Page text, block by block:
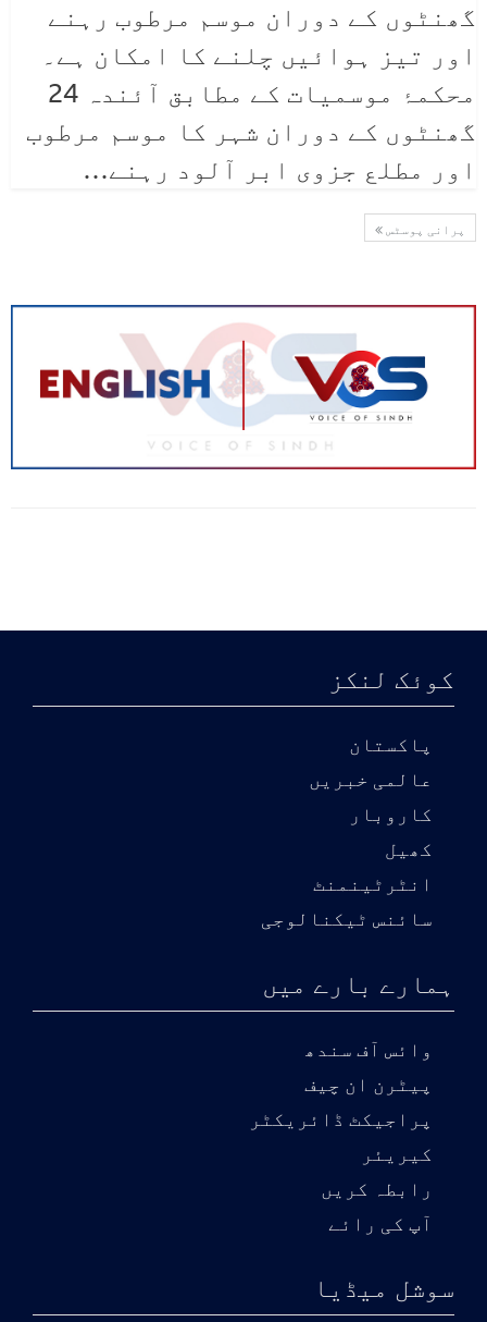
گھنٹوں کے دوران موسم مرطوب رہنے
اور تیز ہوائیں چلنے کا امکان ہے۔
محکمۂ موسمیات کے مطابق آئندہ 24
گھنٹوں کے دوران شہر کا موسم مرطوب
اور مطلع جزوی ابر آلود رہنے…
پرانی پوسٹس
کوئک لنکز
پاکستان
عالمی خبریں
کاروبار
کھیل
انٹرٹینمنٹ
سائنس ٹیکنالوجی
ہمارے بارے میں
وائس آف سندھ
پیٹرن ان چیف
پراجیکٹ ڈائریکٹر
کیریئر
رابطہ کریں
آپ کی رائے
سوشل میڈیا